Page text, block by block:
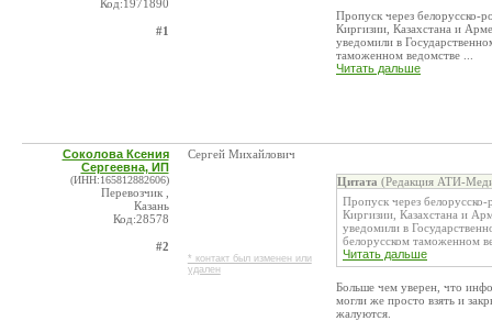
Код:1971890
#1
Пропуск через белорусско-
Киргизии, Казахстана и
уведомили в
таможенном ведомстве ...
Читать дальше
Соколова Ксения
Сергеевна, ИП
(ИНН:165812882606)
Перевозчик ,
Казань
Код:28578
#2
Сергей Михайлович
* контакт был изменен или
удален
Цитата (Редакция АТИ-
Пропуск через
Киргизии, Казахстана и
уведомили в
белорусском таможенном
Читать дальше
Больше чем уверен, что
могли же просто взять и
жалуются.